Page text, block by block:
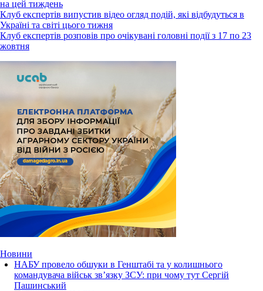
на цей тиждень
Клуб експертів випустив відео огляд подій, які відбудуться в
Україні та світі цього тижня
Клуб експертів розповів про очікувані головні події з 17 по 23
жовтня
Новини
НАБУ провело обшуки в Генштабі та у колишнього
командувача військ зв’язку ЗСУ: при чому тут Сергій
Пашинський